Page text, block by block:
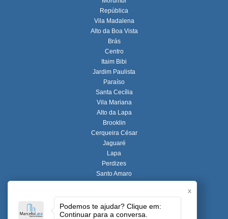
República
Vila Madalena
Alto da Boa Vista
Brás
Centro
Itaim Bibi
Jardim Paulista
Paraíso
Santa Cecília
Vila Mariana
Alto da Lapa
Brooklin
Cerqueira César
Jaguaré
Lapa
Perdizes
Santo Amaro
Butantã
Consolação
x
Podemos te ajudar? Clique em:
Continuar para a conversa.